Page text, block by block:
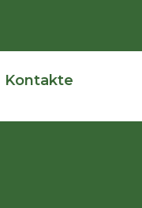
Kontakte